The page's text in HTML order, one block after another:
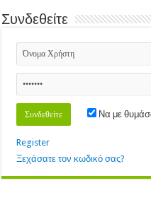
Συνδεθείτε
Να με
Register
Ξεχάσατε τον κωδικό σας?